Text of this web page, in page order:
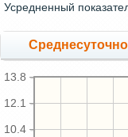
Усредненный
10.4
12.1
13.8